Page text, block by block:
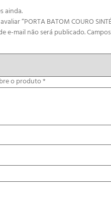
ainda.
“PORTA BATOM COURO
e-mail não será publicado.
o produto*